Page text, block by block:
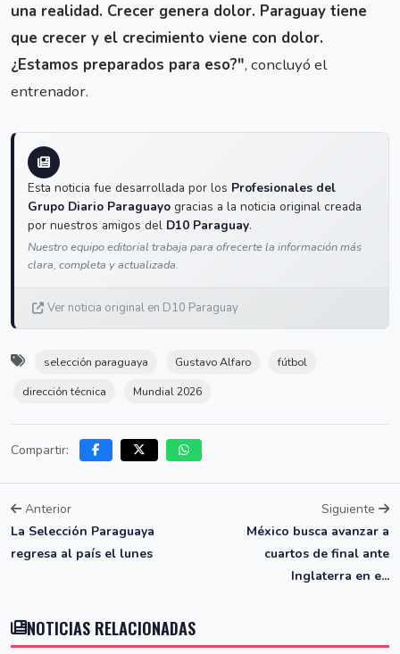
una realidad. Crecer genera dolor. Paraguay tiene
que crecer y el crecimiento viene con dolor.
¿Estamos preparados para eso?", concluyó el
entrenador.
Esta noticia fue desarrollada por los Profesionales del
Grupo Diario Paraguayo gracias a la noticia original creada
por nuestros amigos del D10 Paraguay.
Nuestro equipo editorial trabaja para ofrecerte la información más
clara, completa y actualizada.
Ver noticia original en D10 Paraguay
selección paraguaya Gustavo Alfaro
fútbol
dirección técnica
Mundial 2026
Compartir:
Anterior
La Selección Paraguaya
regresa al país el lunes
Siguiente
México busca avanzar a
cuartos de final ante
Inglaterra en e...
NOTICIAS RELACIONADAS